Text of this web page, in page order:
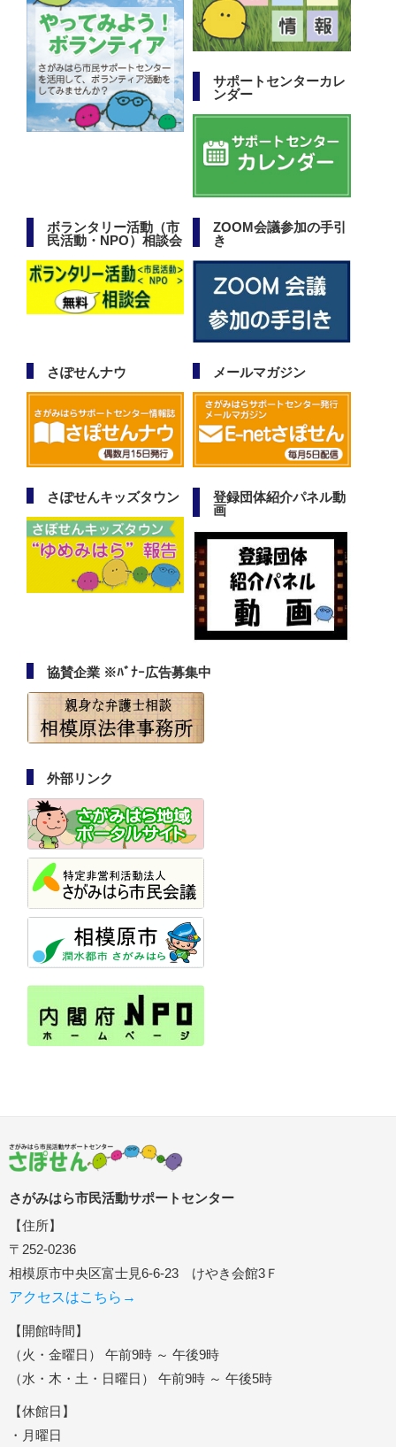
サポートセンターカレ
ンダー
ボランタリー活動（市
民活動・NPO）相談会
ZOOM会議参加の手引
き
さぽせんナウ メールマガジン
さぽせんキッズタウン
登録団体紹介パネル動
画
協賛企業 ※ﾊﾞﾅｰ広告募集中
外部リンク
さがみはら市民活動サポートセンター
【住所】
〒252-0236
相模原市中央区富士見6-6-23 けやき会館3Ｆ
アクセスはこちら→
【開館時間】
（火・金曜日） 午前9時 ～ 午後9時
（水・木・土・日曜日） 午前9時 ～ 午後5時
【休館日】
・月曜日